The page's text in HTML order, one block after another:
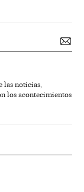
las noticias,
los acontecimientos